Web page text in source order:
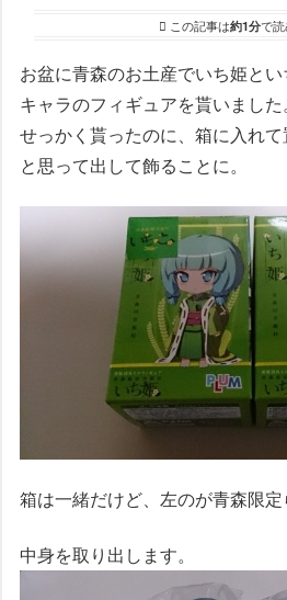
この記事は約1分で読
お盆に青森のお土産でいち姫と
キャラのフィギュアを貰いました。
せっかく貰ったのに、箱に入れ
と思って出して飾ることに。
箱は一緒だけど、左のが青森限定
中身を取り出します。